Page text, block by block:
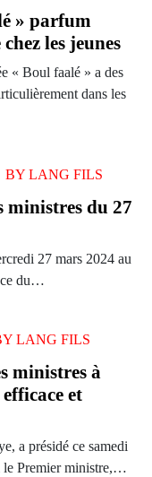
» parfum
les jeunes
« Boul faalé » a des
dans les
BY LANG FILS
ministres du 27
27 mars 2024 au
du…
LANG FILS
ministres à
et
a présidé ce samedi
le Premier ministre,…